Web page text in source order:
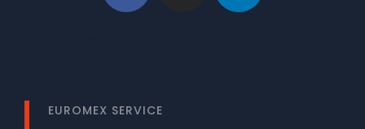
EUROMEX SERVICE